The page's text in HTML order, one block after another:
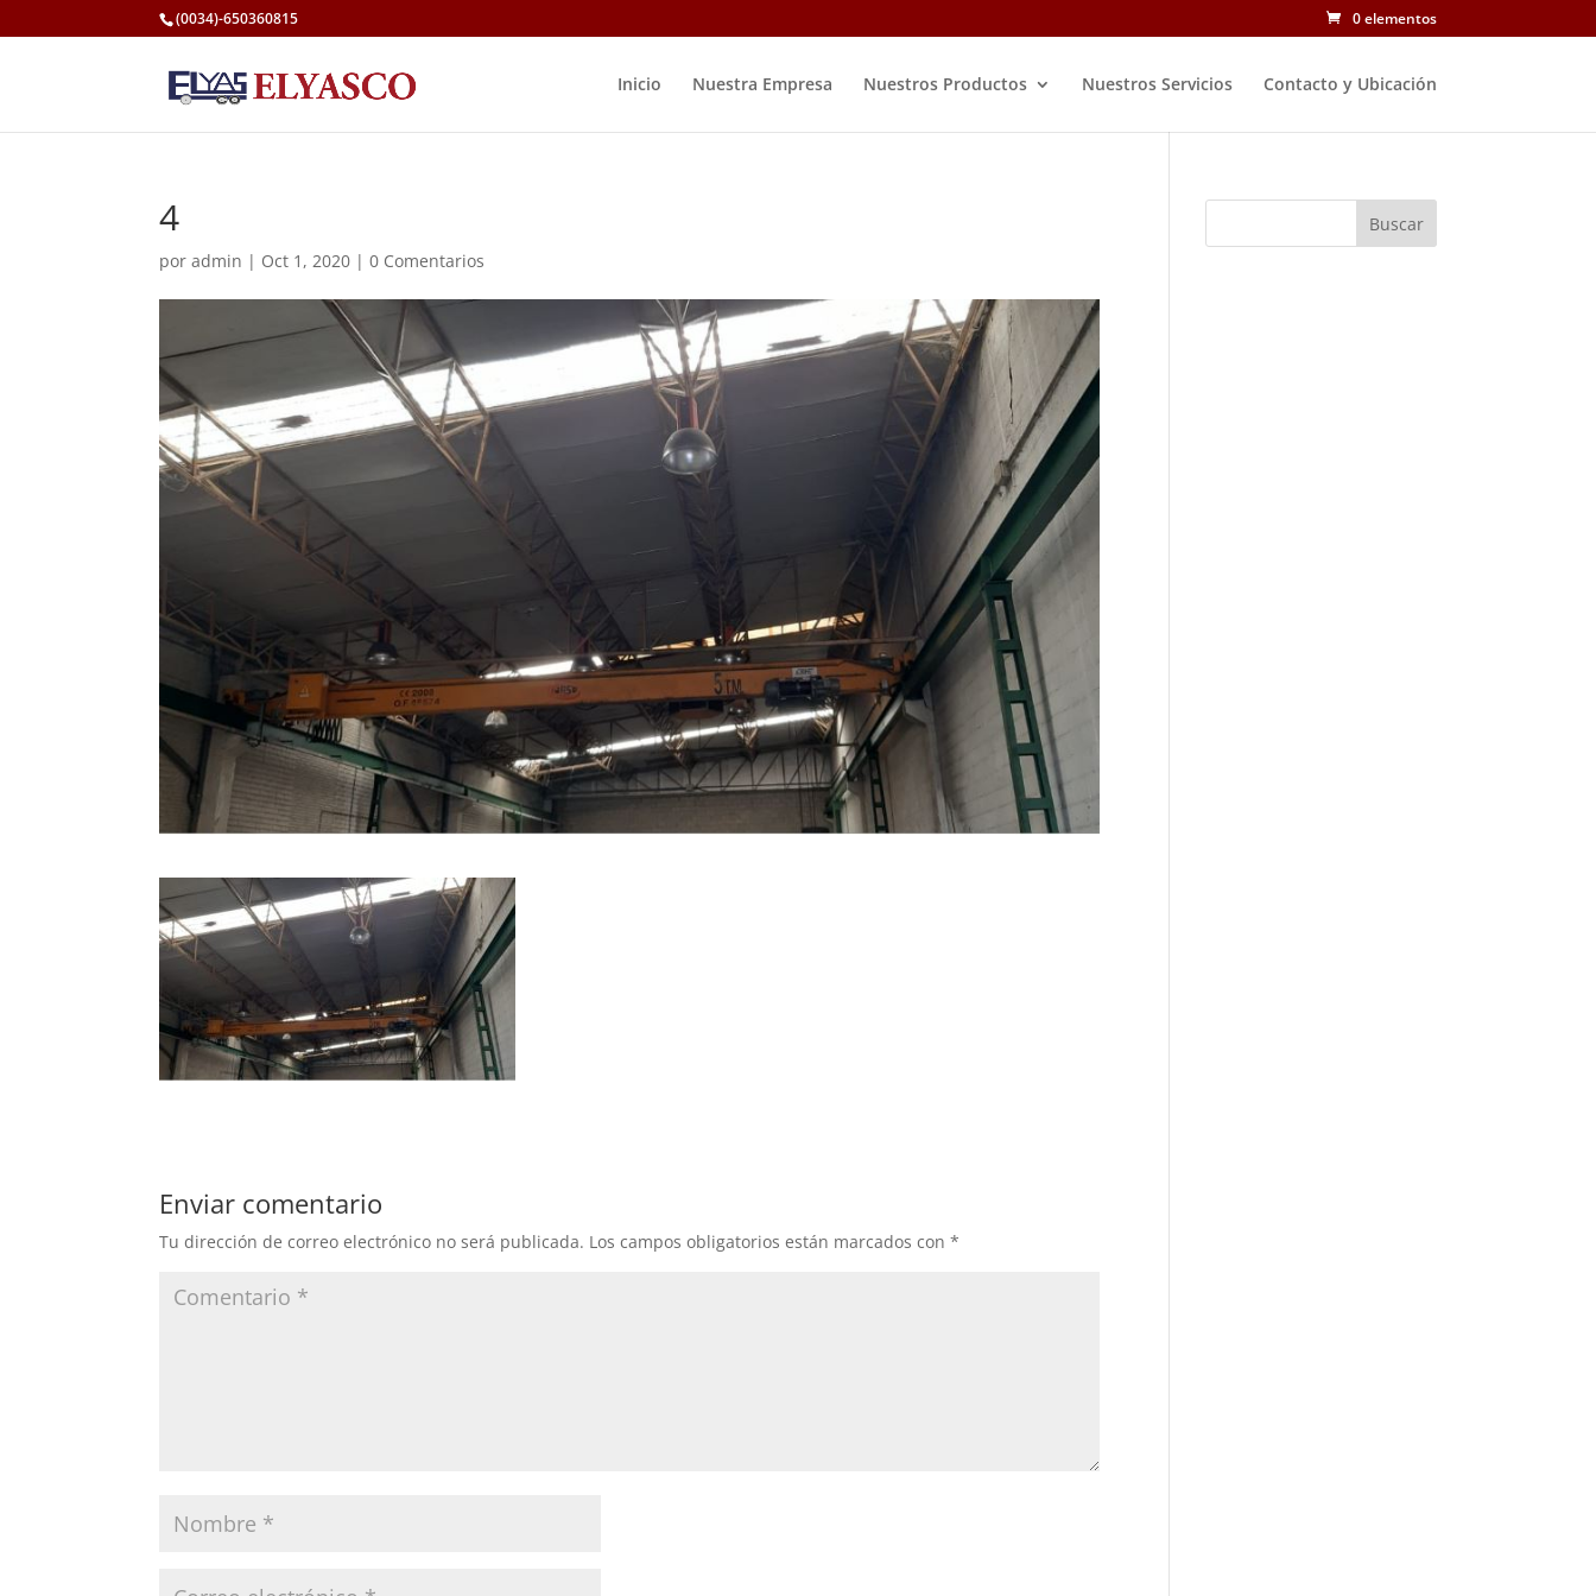
(0034)-650360815 0 elementos
Inicio Nuestra Empresa Nuestros Productos Nuestros Servicios Contacto y Ubicación
4
poradmin | Oct 1, 2020 |0 Comentarios
Enviar comentario
Tu dirección de correo electrónico no será publicada. Los campos obligatorios están marcados con*